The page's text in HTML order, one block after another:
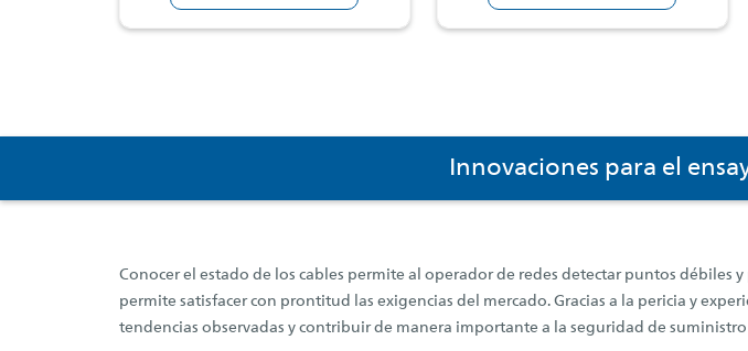
Innovaciones para el
Conocer el estado de los cables permite al operador de redes detectar puntos débiles
permite satisfacer con prontitud las exigencias del mercado. Gracias a la pericia y
tendencias observadas y contribuir de manera importante a la seguridad de suministro